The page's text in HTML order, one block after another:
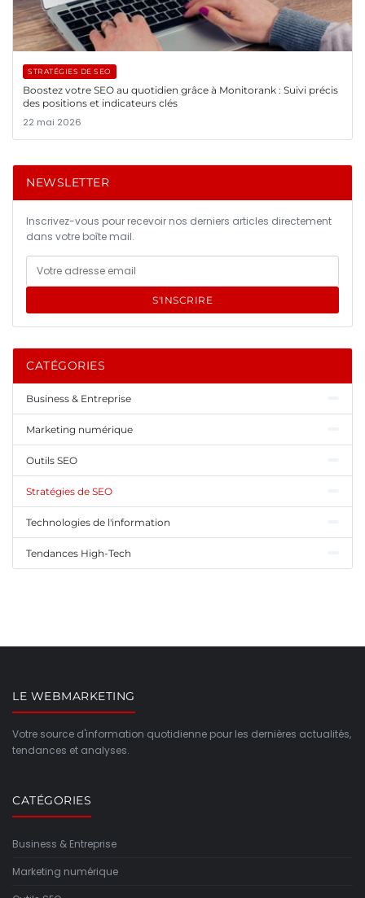
STRATÉGIES DE SEO
Boostez votre SEO au quotidien grâce à Monitorank : Suivi précis
des positions et indicateurs clés
22 mai 2026
NEWSLETTER
Inscrivez-vous pour recevoir nos derniers articles directement
dans votre boîte mail.
S'INSCRIRE
CATÉGORIES
Business & Entreprise
Marketing numérique
Outils SEO
Stratégies de SEO
Technologies de l'information
Tendances High-Tech
LE WEBMARKETING
Votre source d'information quotidienne pour les dernières actualités,
tendances et analyses.
CATÉGORIES
Business & Entreprise
Marketing numérique